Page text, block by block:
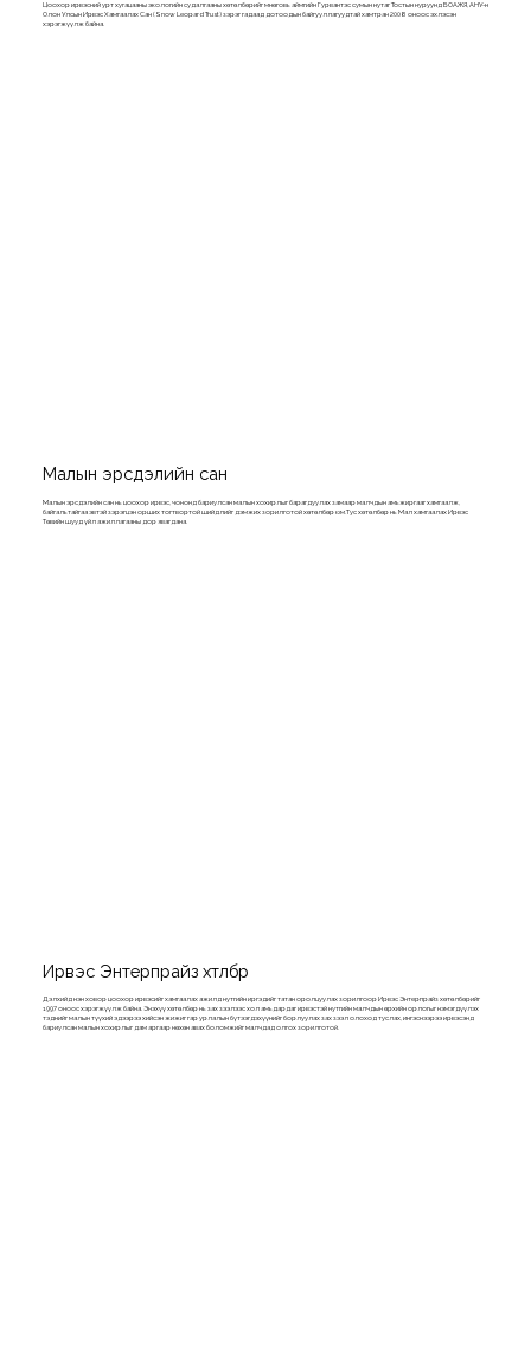
Цоохор ирвэсний урт хугацааны экологийн судалгааны хөтөлбөрийг Өмнөговь аймгийн Гурвантэс сумын нутаг Тостын нуруунд БОАЖЯ, АНУ-н
Олон Улсын Ирвэс Хамгаалах Сан (Snow Leopard Trust) зэрэг гадаад дотоодын байгууллагуудтай хамтран 2008 оноос эхлэсэн
хэрэгжүүлж байна.
Малын эрсдэлийн сан
Малын эрсдэлийн сан нь цоохор ирвэс, чононд бариулсан малын хохирлыг барагдуулах замаар малчдын амьжиргааг хамгаалж,
байгальтайгаа эвтэй зэрэгцэн орших тогтвортой шийдлийг дэмжих зорилготой хөтөлбөр юм.Тус хөтөлбөр нь Мал хамгаалах Ирвэс
Төвийн шууд үйл ажиллагааны дор явагдана.
Ирвэс Энтерпрайз хөтөлбөр
Дэлхийд нэн ховор цоохор ирвэсийг хамгаалах ажилд нутгийн иргэдийг татан оролцуулах зорилгоор Ирвэс Энтерпрайз хөтөлбөрийг
1997 оноос хэрэгжүүлж байна. Энэхүү хөтөлбөр нь зах зээлээс хол амьдардаг ирвэстэй нутгийн малчдын өрхийн орлогыг нэмэгдүүлэх
тэднийг малын түүхий эдээрээ хийсэн жижиг гар урлалын бүтээгдэхүүнийг борлуулах зах зээл олоход туслах, ингэснээрээ ирвэсэнд
бариулсан малын хохирлыг дам аргаар нөхөн авах боломжийг малчдад олгох зорилготой.